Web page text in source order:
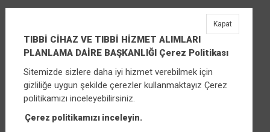
TIBBİ CİHAZ VE TIBBİ HİZMET ALIMLARI
PLANLAMA DAİRE BAŞKANLIĞI
Üniversiteler Mahallesi Şehit Mehmet Bayraktar
Caddesi No:3 Çankaya/Ankara
TIBBİ CİHAZ VE TIBBİ HİZMET ALIMLARI
PLANLAMA DAİRE BAŞKANLIĞI Çerez Politikası
Sitemizde sizlere daha iyi hizmet verebilmek için
gizliliğe uygun şekilde çerezler kullanmaktayız Çerez
politikamızı inceleyebilirsiniz.
Çerez politikamızı inceleyin.
Kapat